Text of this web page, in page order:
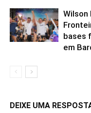
Wilson
bases
em
DEIXE UMA